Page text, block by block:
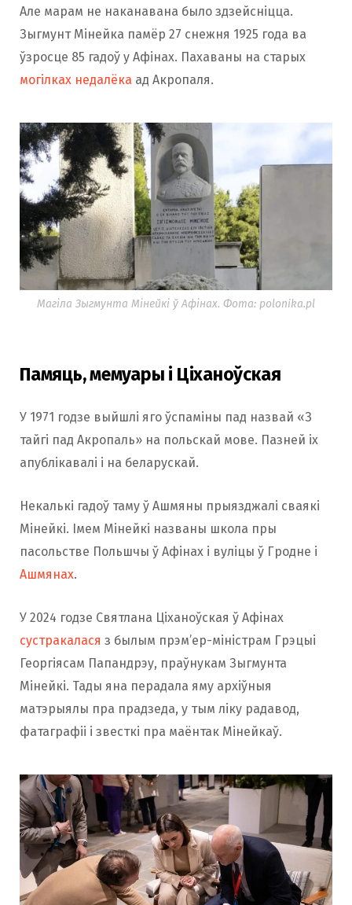
Але марам не наканавана было здзейсніцца.
Зыгмунт Мінейка памёр 27 снежня 1925 года ва
ўзросце 85 гадоў у Афінах. Пахаваны на старых
могілках недалёка ад Акропаля.
Магіла Зыгмунта Мінейкі ў Афінах. Фота: polonika.pl
Памяць, мемуары і Ціханоўская
У 1971 годзе выйшлі яго ўспаміны пад назвай «З
тайгі пад Акропаль» на польскай мове. Пазней іх
апублікавалі і на беларускай.
Некалькі гадоў таму ў Ашмяны прыязджалі сваякі
Мінейкі. Імем Мінейкі названы школа пры
пасольстве Польшчы ў Афінах і вуліцы ў Гродне і
Ашмянах.
У 2024 годзе Святлана Ціханоўская ў Афінах
сустракалася з былым прэм’ер-міністрам Грэцыі
Георгіясам Папандрэу, праўнукам Зыгмунта
Мінейкі. Тады яна перадала яму архіўныя
матэрыялы пра прадзеда, у тым ліку радавод,
фатаграфіі і звесткі пра маёнтак Мінейкаў.